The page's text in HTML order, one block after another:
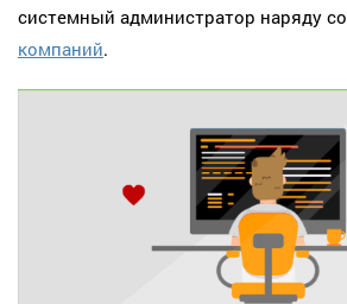
системный администратор наряду со
компаний.